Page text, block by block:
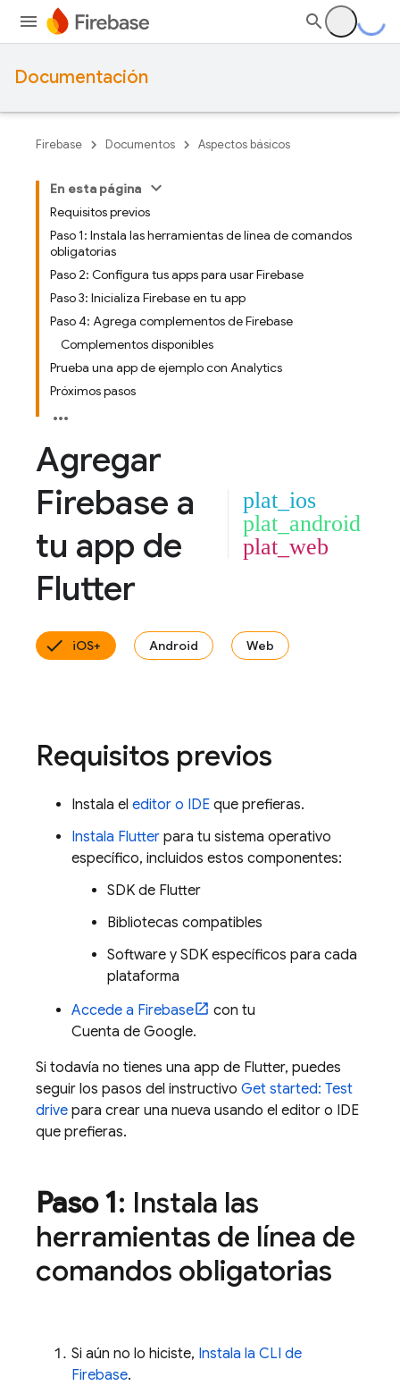
Documentación
Firebase Documentos Aspectos básicos
En esta página
Requisitos previos
Paso 1: Instala las herramientas de línea de comandos
obligatorias
Paso 2: Configura tus apps para usar Firebase
Paso 3: Inicializa Firebase en tu app
Paso 4: Agrega complementos de Firebase
Complementos disponibles
Prueba una app de ejemplo con Analytics
Próximos pasos
Agregar
Firebase a
tu app de
Flutter
plat_ios
plat_android
plat_web
iOS+ Android Web
Requisitos previos
Instala el editor o IDE que prefieras.
Instala Flutter para tu sistema operativo
específico, incluidos estos componentes:
SDK de Flutter
Bibliotecas compatibles
Software y SDK específicos para cada
plataforma
Accede a Firebase
con tu
Cuenta de Google.
Si todavía no tienes una app de Flutter, puedes
seguir los pasos del instructivo Get started: Test
drive para crear una nueva usando el editor o IDE
que prefieras.
Paso 1: Instala las
herramientas de línea de
comandos obligatorias
Si aún no lo hiciste, Instala la CLI de
Firebase.